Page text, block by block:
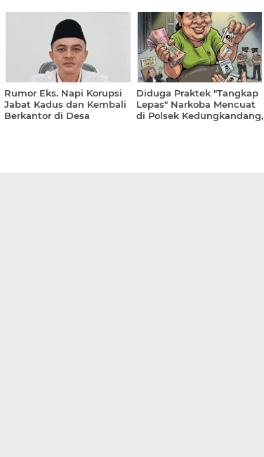
Dialogis Humanis Guna
Jaga Kenyamanan
Berkendara
Bermanfaat Optimal Bagi
Petani
Rumor Eks. Napi Korupsi
Jabat Kadus dan Kembali
Berkantor di Desa
Diduga Praktek "Tangkap
Lepas" Narkoba Mencuat
di Polsek Kedungkandang,